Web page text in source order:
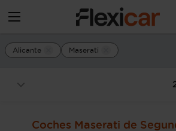
Alicante Maserati
Coches Maserati de